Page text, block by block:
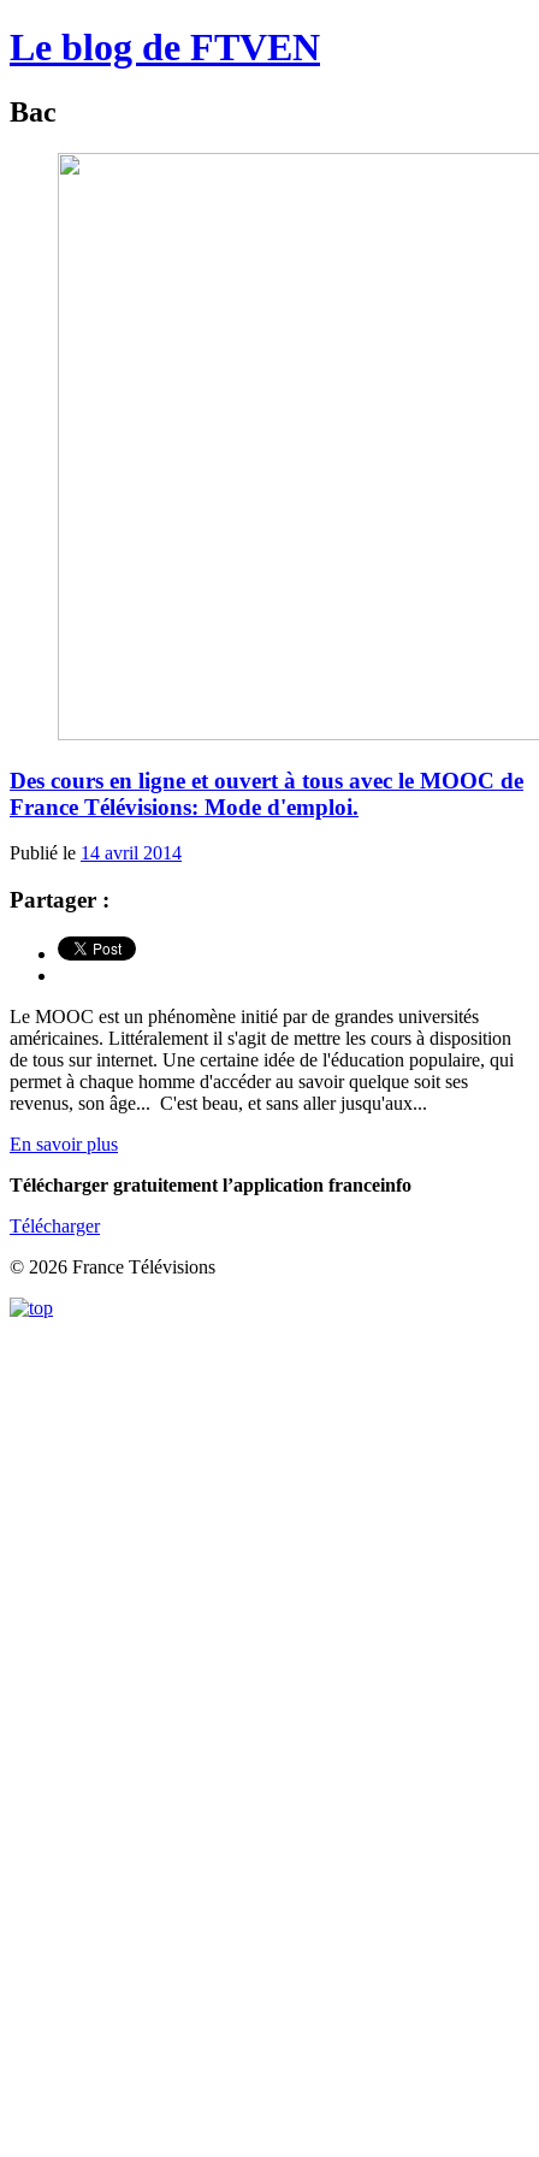
Le blog de FTVEN
Bac
Des cours en ligne et ouvert à tous avec le MOOC de
France Télévisions: Mode d'emploi.
Publié le 14 avril 2014
Partager :
Le MOOC est un phénomène initié par de grandes universités
américaines. Littéralement il s'agit de mettre les cours à disposition
de tous sur internet. Une certaine idée de l'éducation populaire, qui
permet à chaque homme d'accéder au savoir quelque soit ses
revenus, son âge... C'est beau, et sans aller jusqu'aux...
En savoir plus
Télécharger gratuitement l’application franceinfo
Télécharger
© 2026 France Télévisions